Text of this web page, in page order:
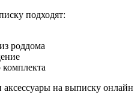
подходят:
роддома
на выписку онлайн